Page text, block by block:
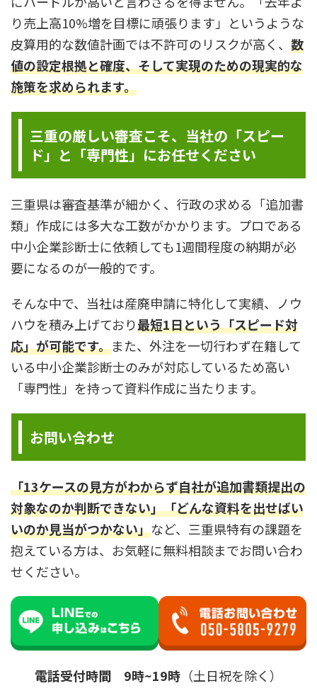
り売上高10%増を目標に頑張ります」というような
皮算用的な数値計画では不許可のリスクが高く、 数
値の設定根拠と確度、そして実現のための現実的な
施策を求められます。
三重の厳しい審査こそ、当社の「スピー
ド」と「専門性」にお任せください
三重県は審査基準が細かく、行政の求める「追加書
類」作成には多大な工数がかかります。プロである
中小企業診断士に依頼しても1週間程度の納期が必
要になるのが一般的です。
そんな中で、当社は産廃申請に特化して実績、ノウ
ハウを積み上げており最短1日という「スピード対
応」が可能です。また、外注を一切行わず在籍して
いる中小企業診断士のみが対応しているため高い
「専門性」を持って資料作成に当たります。
お問い合わせ
「13ケースの見方がわからず自社が追加書類提出の
対象なのか判断できない」「どんな資料を出せばい
いのか見当がつかない」など、三重県特有の課題を
抱えている方は、お気軽に無料相談までお問い合わ
せください。
電話受付時間 9時~19時 （土日祝を除く）